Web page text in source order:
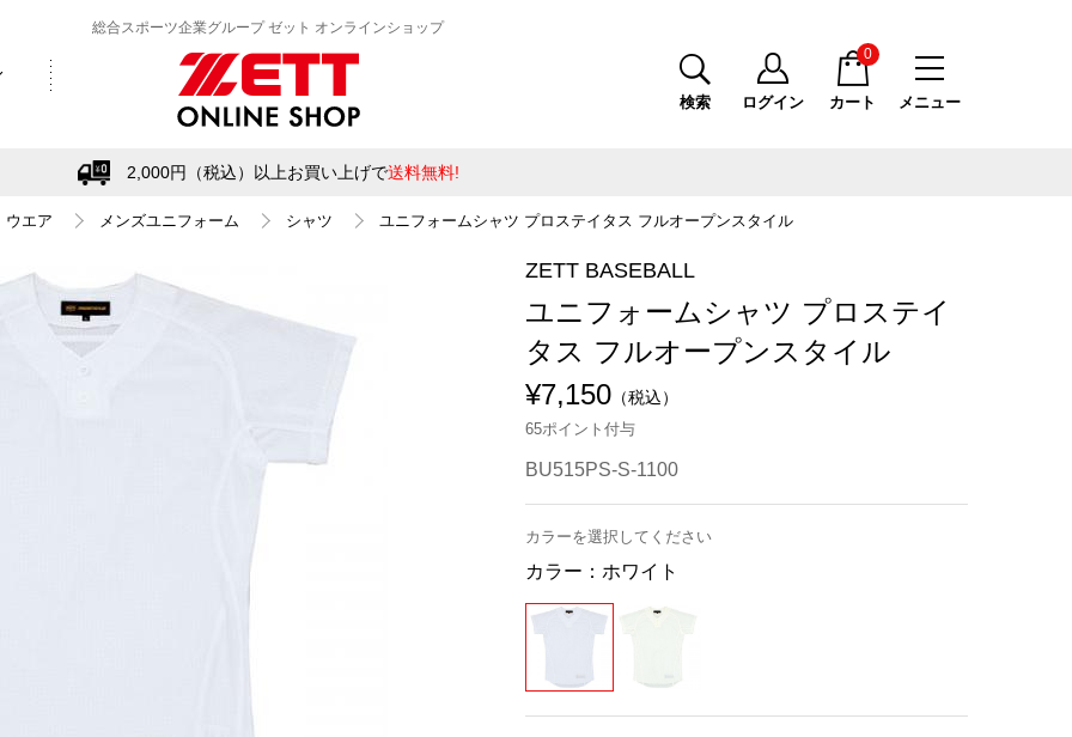
総合スポーツ企業グループ ゼット オンラインショップ
メニュー
検索 ログイン カート
0
2,000円（税込）以上お買い上げで送料無料!
ウエア メンズユニフォーム シャツ ユニフォームシャツ プロステイタス フルオープンスタイル
ZETT BASEBALL
ユニフォームシャツ プロステイ
タス フルオープンスタイル
¥7,150 （税込）
65ポイント付与
BU515PS-S-1100
カラーを選択してください
カラー： ホワイト